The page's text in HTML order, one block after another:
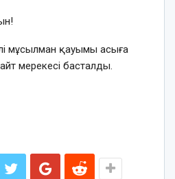
мұсылман қауымы асыға
айт мерекесі басталды.